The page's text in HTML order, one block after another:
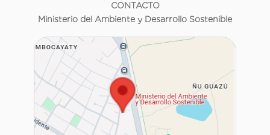
CONTACTO
Ministerio del Ambiente y Desarrollo Sostenible